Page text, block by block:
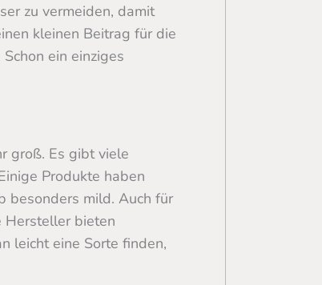
zu vermeiden, damit
kleinen Beitrag für die
ein einziges
groß. Es gibt viele
Produkte haben
besonders mild. Auch für
Hersteller bieten
leicht eine Sorte finden,